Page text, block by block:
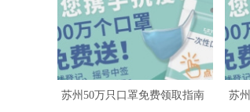
苏州50万只口罩免费领取指南 苏